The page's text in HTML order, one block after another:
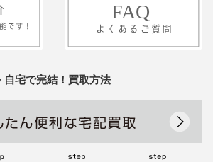
自宅で完結！買取方法